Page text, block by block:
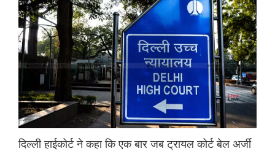
दिल्ली हाईकोर्ट ने कहा कि एक बार जब ट्रायल कोर्ट बेल अर्जी